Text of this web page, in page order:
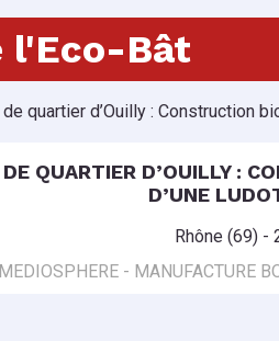
l'Eco-Bât
quartier d’Ouilly : Construction
QUARTIER D’OUILLY :
D’UNE
Rhône (69) -
- MANUFACTURE